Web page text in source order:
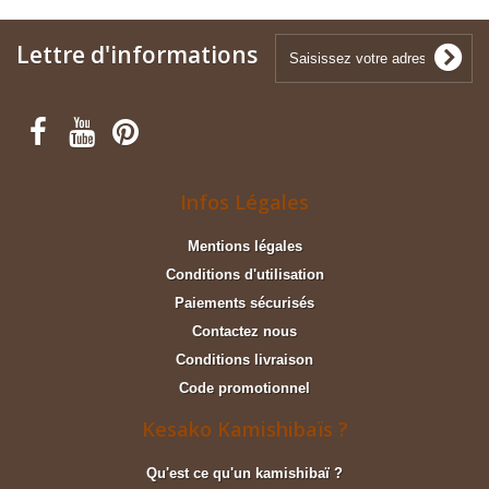
Lettre d'informations
Infos Légales
Mentions légales
Conditions d'utilisation
Paiements sécurisés
Contactez nous
Conditions livraison
Code promotionnel
Kesako Kamishibaïs ?
Qu'est ce qu'un kamishibaï ?